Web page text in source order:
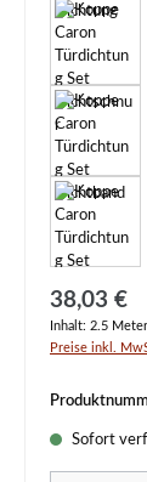
Regulärer
38,03 €
Inhalt: 2.5 Meter
Preise inkl.
Sofort